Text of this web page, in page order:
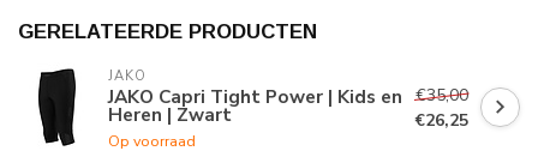
GERELATEERDE PRODUCTEN
JAKO
JAKO Capri Tight Power | Kids en
Heren | Zwart
Op voorraad
€35,00
€26,25